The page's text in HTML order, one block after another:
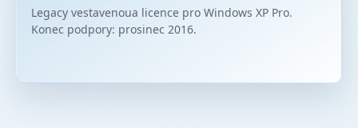
Legacy vestavenoua licence pro Windows XP Pro.
Konec podpory: prosinec 2016.